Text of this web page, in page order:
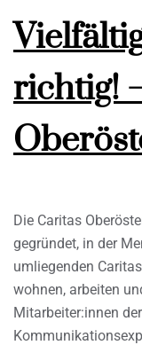
richtig!
Die Caritas
gegründet, in der
umliegenden
wohnen, arbeiten
Mitarbeiter:innen